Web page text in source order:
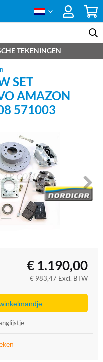
TEKENINGEN
SET
AMAZON
571003
Brand
€ 1.190,00
€ 983,47 Excl. BTW